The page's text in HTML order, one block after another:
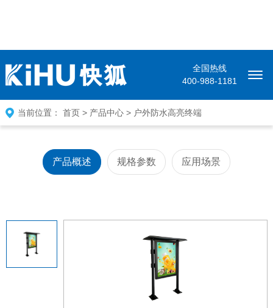
全国热线
400-988-1181
当前位置： 首页> 产品中心> 户外防水高亮终端
产品概述 规格参数 应用场景